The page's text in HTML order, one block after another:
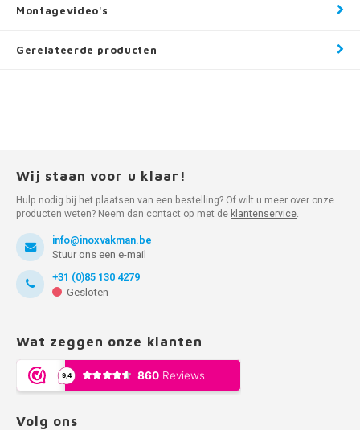
Montagevideo's
Gerelateerde producten
Wij staan voor u klaar!
Hulp nodig bij het plaatsen van een bestelling? Of wilt u meer over onze
producten weten? Neem dan contact op met de klantenservice.
info@inoxvakman.be
Stuur ons een e-mail
+31 (0)85 130 4279
Gesloten
Wat zeggen onze klanten
Volg ons